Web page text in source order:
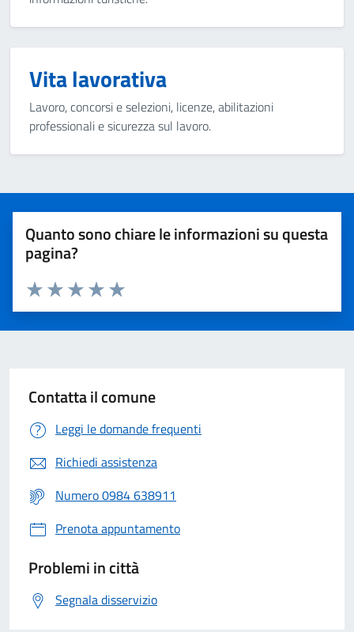
Vita lavorativa
Lavoro, concorsi e selezioni, licenze, abilitazioni
professionali e sicurezza sul lavoro.
Quanto sono chiare le informazioni su questa
pagina?
Valuta 5 stelle su 5
Valuta 4 stelle su 5
Valuta 3 stelle su 5
Valuta 2 stelle su 5
Valuta 1 stelle su 5
Contatta il comune
Leggi le domande frequenti
Richiedi assistenza
Numero0984 638911
Prenota appuntamento
Problemi in città
Segnala disservizio